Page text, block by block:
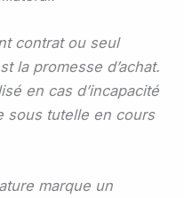
contrat ou seul
la promesse d’achat.
en cas d’incapacité
sous tutelle en cours
marque un